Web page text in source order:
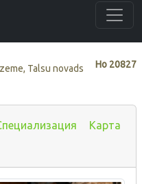
Нo 20827
Talsu novads
Карта